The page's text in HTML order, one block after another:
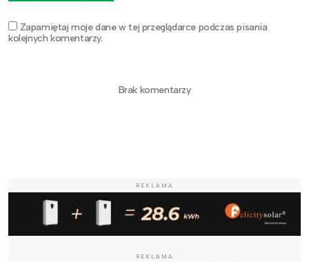
Zapamiętaj moje dane w tej przeglądarce podczas pisania
kolejnych komentarzy.
Brak komentarzy
REKLAMA
REKLAMA